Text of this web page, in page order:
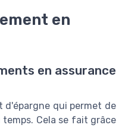
en
en assurance
d'épargne qui permet de
Cela se fait grâce